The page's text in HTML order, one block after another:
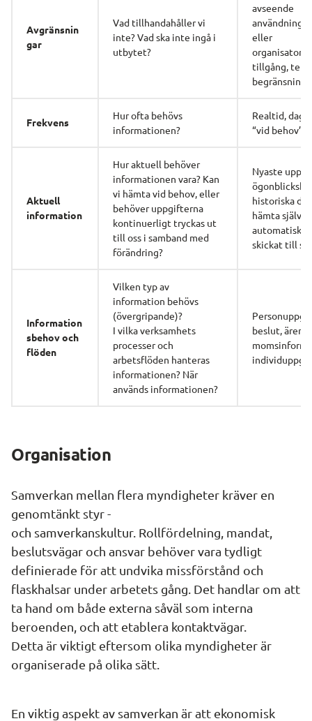
Avgränsnin
gar
Vad tillhandahåller vi
inte? Vad ska inte ingå i
utbytet?
avseende
eller
tillgång,
Frekvens
Hur ofta behövs
informationen?
Realtid,
“vid behov”
Aktuell
information
Hur aktuell behöver
informationen vara? Kan
vi hämta vid behov, eller
behöver uppgifterna
kontinuerligt tryckas ut
till oss i samband med
förändring?
Nyaste
historiska
hämta själv
automatiskt
skickat till sig
Information
sbehov och
flöden
Vilken typ av
information behövs
(övergripande)?
I vilka verksamhets
processer och
arbetsflöden hanteras
informationen? När
används informationen?
beslut,
Organisation
Samverkan mellan flera myndigheter kräver en
genomtänkt styr -
och samverkanskultur. Rollfördelning, mandat,
beslutsvägar och ansvar behöver vara tydligt
definierade för att undvika missförstånd och
flaskhalsar under arbetets gång. Det handlar om att
ta hand om både externa såväl som interna
beroenden, och att etablera kontaktvägar.
Detta är viktigt eftersom olika myndigheter är
organiserade på olika sätt.
En viktig aspekt av samverkan är att ekonomisk